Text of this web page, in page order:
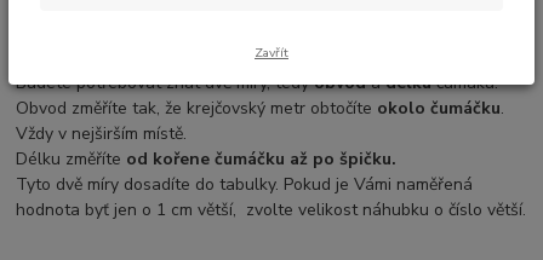
Budete potřebovat znát dvě míry, tedyobvodadélkučumáku.
Obvod změříte tak, že krejčovský metr obtočíte okolo čumáčku.
Vždy v nejširším místě.
Délku změříte od kořene čumáčku až po špičku.
Tyto dvě míry dosadíte do tabulky. Pokud je Vámi naměřená
hodnota byť jen o 1 cm větší, zvolte velikost náhubku o číslo větší.
Zavřít